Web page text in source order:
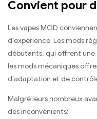
Convient pour
Les vapes MOD
d'expérience. Les mods
débutants, qui offrent une
les mods mécaniques
d'adaptation et de
Malgré leurs nombreux
des inconvénients: